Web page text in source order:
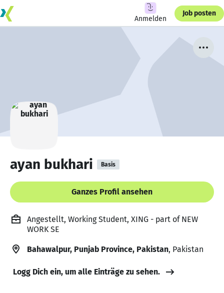
Anmelden
Job posten
ayan bukhari Basis
Ganzes Profil ansehen
Angestellt, Working Student, XING - part of NEW
WORK SE
Bahawalpur, Punjab Province, Pakistan, Pakistan
Logg Dich ein, um alle Einträge zu sehen.